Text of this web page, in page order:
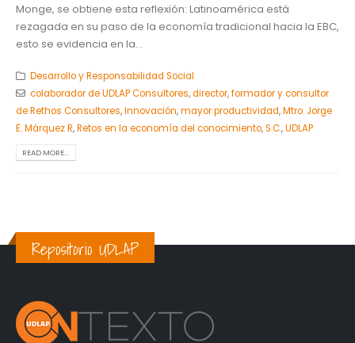
Monge, se obtiene esta reflexión: Latinoamérica está
rezagada en su paso de la economía tradicional hacia la EBC,
esto se evidencia en la...
Desarrollo y Responsabilidad Social
colaborador de UDLAP Consultores,director,formador y consultor
de Rethos Consultores,Innovación,mayor productividad,Mtro. Jorge
E. Márquez R,Retos en la economía del conocimiento,S.C.,UDLAP
READ MORE...
Repositorio UDLAP